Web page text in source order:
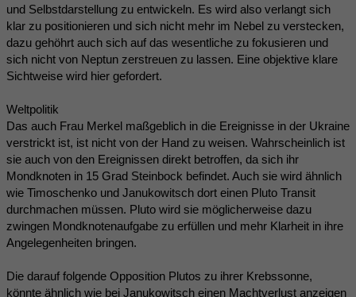
und Selbstdarstellung zu entwickeln. Es wird also verlangt sich
klar zu positionieren und sich nicht mehr im Nebel zu verstecken,
dazu gehöhrt auch sich auf das wesentliche zu fokusieren und
sich nicht von Neptun zerstreuen zu lassen. Eine objektive klare
Sichtweise wird hier gefordert.
Weltpolitik
Das auch Frau Merkel maßgeblich in die Ereignisse in der Ukraine
verstrickt ist, ist nicht von der Hand zu weisen. Wahrscheinlich ist
sie auch von den Ereignissen direkt betroffen, da sich ihr
Mondknoten in 15 Grad Steinbock befindet. Auch sie wird ähnlich
wie Timoschenko und Janukowitsch dort einen Pluto Transit
durchmachen müssen. Pluto wird sie möglicherweise dazu
zwingen Mondknotenaufgabe zu erfüllen und mehr Klarheit in ihre
Angelegenheiten bringen.
Die darauf folgende Opposition Plutos zu ihrer Krebssonne,
könnte ähnlich wie bei Janukowitsch einen Machtverlust anzeigen